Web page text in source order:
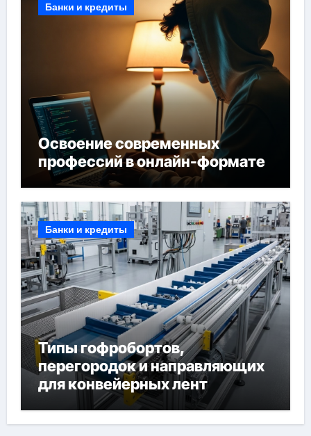
Банки и кредиты
Освоение современных
профессий в онлайн-формате
Банки и кредиты
Типы гофробортов,
перегородок и направляющих
для конвейерных лент